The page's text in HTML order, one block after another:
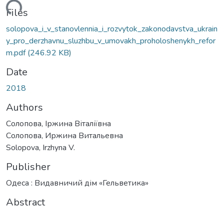
Files
solopova_i_v_stanovlennia_i_rozvytok_zakonodavstva_ukrain
y_pro_derzhavnu_sluzhbu_v_umovakh_proholoshenykh_refor
m.pdf(246.92 KB)
Date
2018
Authors
Солопова, Іржина Віталіївна
Солопова, Иржина Витальевна
Solopova, Irzhyna V.
Publisher
Одеса : Видавничий дім «Гельветика»
Abstract